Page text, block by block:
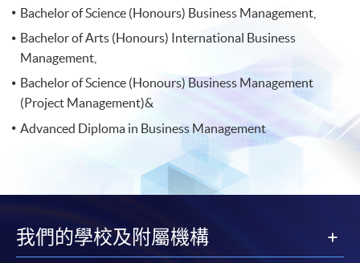
Bachelor of Science (Honours) Business Management,
Bachelor of Arts (Honours) International Business
Management,
Bachelor of Science (Honours) Business Management
(Project Management)&
Advanced Diploma in Business Management
我們的學校及附屬機構